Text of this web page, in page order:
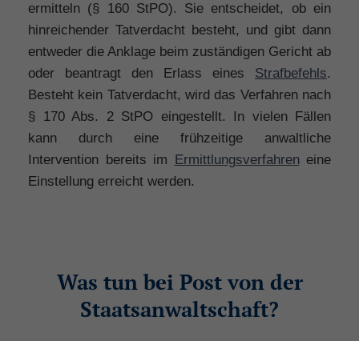
ermitteln (§ 160 StPO). Sie entscheidet, ob ein
hinreichender Tatverdacht besteht, und gibt dann
entweder die Anklage beim zuständigen Gericht ab
oder beantragt den Erlass eines Strafbefehls.
Besteht kein Tatverdacht, wird das Verfahren nach
§ 170 Abs. 2 StPO eingestellt. In vielen Fällen
kann durch eine frühzeitige anwaltliche
Intervention bereits im Ermittlungsverfahreneine
Einstellung erreicht werden.
Was tun bei Post von der
Staatsanwaltschaft?